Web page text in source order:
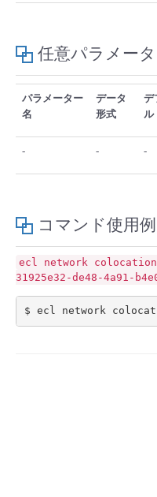
- APIリファレンス
■ 基本構築ガイド
- Flexible Remote Access
- vUTM2
- その他
任意パラメー
パラメーター
名
データ
形式
デ
ル
- - -
コマンド使用例
ecl network
31925e32-de48-4a91-